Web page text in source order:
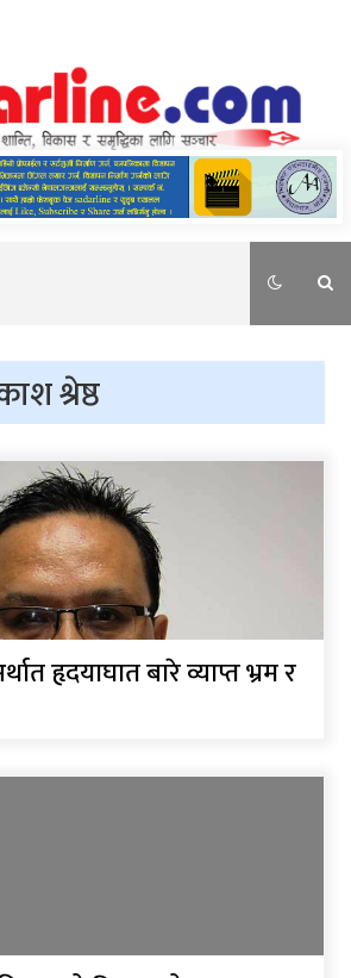
श्रेष्ठ
हृदयाघात बारे व्याप्त भ्रम र